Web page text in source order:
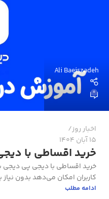
Ali Baeiszadeh
0
اخبار روز
15 آبان 1404
خرید اقساطی با
خرید اقساطی با دیجی پی
کاربران امکان می‌دهد بدون
ادامه مطلب